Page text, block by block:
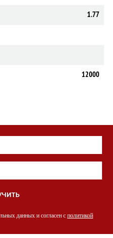
1.77
12000
данных и согласен с политикой